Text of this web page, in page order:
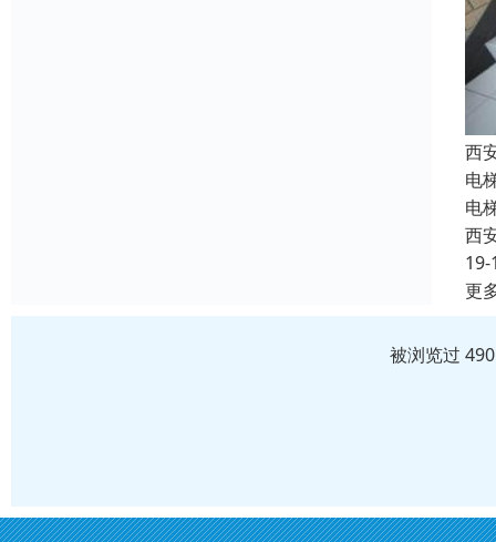
西
电
电
西
19-
更
被浏览过